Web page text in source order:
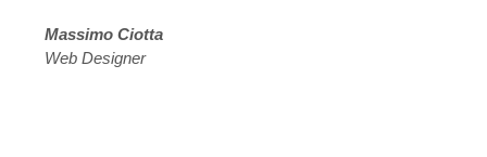
Massimo Ciotta
Web Designer